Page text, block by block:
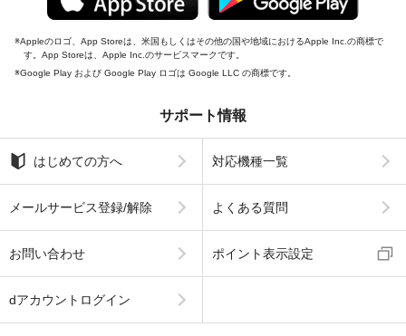
Appleのロゴ、App Storeは、米国もしくはその他の国や地域におけるApple Inc.の商標で
す。App Storeは、Apple Inc.のサービスマークです。
Google Play および Google Play ロゴは Google LLC の商標です。
サポート情報
はじめての方へ 対応機種一覧
メールサービス登録/解除 よくある質問
お問い合わせ ポイント表示設定
dアカウントログイン